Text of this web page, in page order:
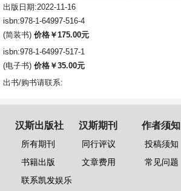
出版日期:2022-11-16
isbn:978-1-64997-516-4
(简装书) 价格￥175.00元
isbn:978-1-64997-517-1
(电子书) 价格￥35.00元
出书/购书请联系:
汉斯出版社
所有期刊
书籍出版
联系凯发娱乐
汉斯期刊
同行评议
文章费用
作者须知
投稿须知
常见问题